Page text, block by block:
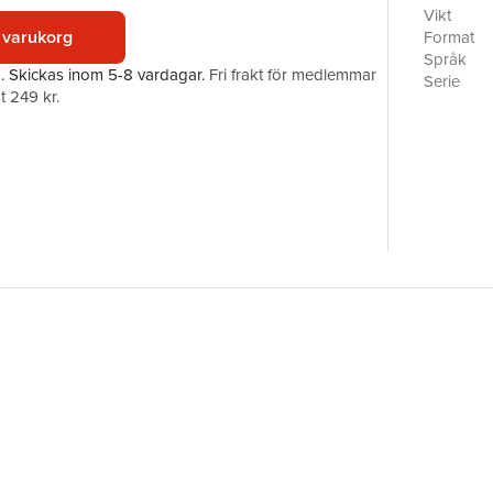
Skickas inom 5-8 vardagar. Fri frakt för medlemmar
249 kr.
som
Vikt
Format
Språk
Serie